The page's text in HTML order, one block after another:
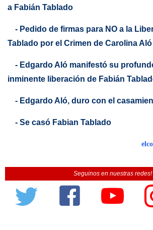
a Fabián Tablado
- Pedido de firmas para NO a la
Tablado por el Crimen de Carolina Aló
- Edgardo Aló manifestó su
inminente liberación de Fabián
- Edgardo Aló, duro con el
- Se casó Fabian Tablado
Seguinos en nuestras redes!